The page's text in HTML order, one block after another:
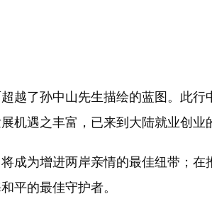
了孙中山先生描绘的蓝图。此行
机遇之丰富，已来到大陆就业创业
为增进两岸亲情的最佳纽带；在
平的最佳守护者。